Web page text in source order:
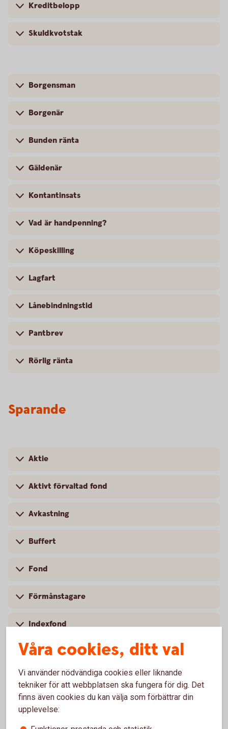
Kreditbelopp
Skuldkvotstak
Borgensman
Borgenär
Bunden ränta
Gäldenär
Kontantinsats
Vad är handpenning?
Köpeskilling
Lagfart
Lånebindningstid
Pantbrev
Rörlig ränta
Sparande
Aktie
Aktivt förvaltad fond
Avkastning
Buffert
Fond
Förmånstagare
Indexfond
Investeringssparkonto
Räntebärande värdepapper
Ränta-på-ränta
Våra cookies, ditt val
Vi använder nödvändiga cookies eller liknande
tekniker för att webbplatsen ska fungera för dig. Det
finns även cookies du kan välja som förbättrar din
upplevelse: